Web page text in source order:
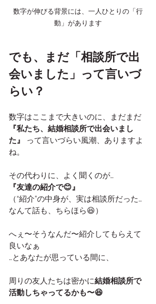
数字が伸びる背景には、一人ひとりの「行
動」があります
でも、まだ「相談所で出
会いました」って言いづ
らい？
数字はここまで大きいのに、まだまだ
『私たち、結婚相談所で出会いまし
た』
って言いづらい風潮、ありますよ
ね。
その代わりに、よく聞くのが…
『友達の紹介で😊』
（“紹介”の中身が、実は相談所だった…
なんて話も、ちらほら😆）
へぇ〜そうなんだ〜紹介してもらえて
良いなぁ
…とあなたが思っている間に、
周りの友人たちは密かに結婚相談所で
活動しちゃってるかも〜😆